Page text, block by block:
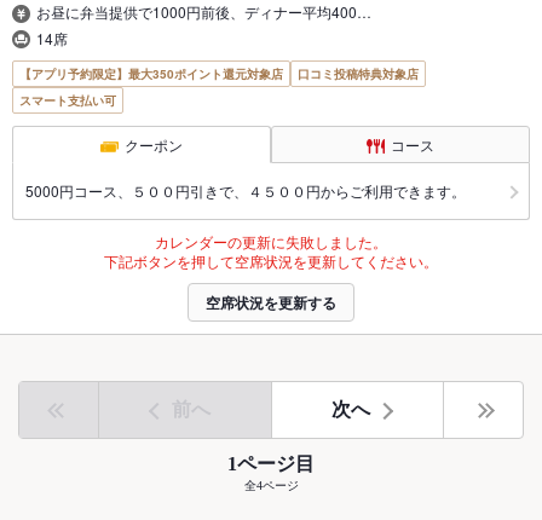
お昼に弁当提供で1000円前後、ディナー平均400…
14席
【アプリ予約限定】最大350ポイント還元対象店
口コミ投稿特典対象店
スマート支払い可
クーポン コース
5000円コース、５００円引きで、４５００円からご利用できます。
カレンダーの更新に失敗しました。
下記ボタンを押して空席状況を更新してください。
空席状況を更新する
前へ 次へ
1ページ目
全4ページ